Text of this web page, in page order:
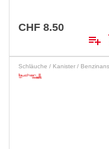
CHF 8.50
playlist_add